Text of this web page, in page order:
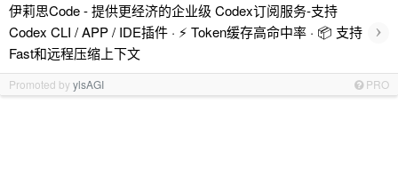
伊莉思Code - 提供更经济的企业级 Codex订阅服务-支持
Codex CLI / APP / IDE插件 · ⚡️ Token缓存高命中率 · 📦 支持
Fast和远程压缩上下文
›
Promoted byylsAGI PRO